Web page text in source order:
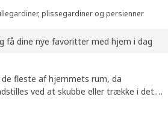
plissegardiner og persienner
få dine nye favoritter med hjem i dag
de fleste af hjemmets rum, da
ved at skubbe eller trække i det.
slipper du også for snore, der kan være